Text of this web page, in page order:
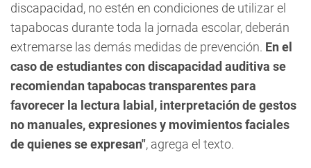
discapacidad, no estén en condiciones de utilizar el
tapabocas durante toda la jornada escolar, deberán
extremarse las demás medidas de prevención. En el
caso de estudiantes con discapacidad auditiva se
recomiendan tapabocas transparentes para
favorecer la lectura labial, interpretación de gestos
no manuales, expresiones y movimientos faciales
de quienes se expresan", agrega el texto.